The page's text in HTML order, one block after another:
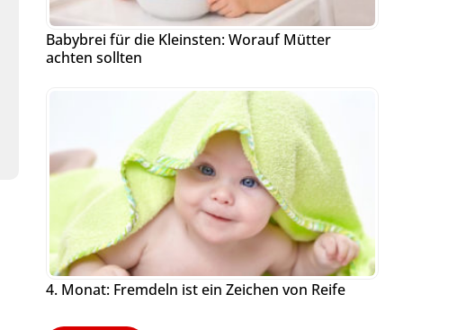
Babybrei für die Kleinsten: Worauf Mütter
achten sollten
4. Monat: Fremdeln ist ein Zeichen von Reife